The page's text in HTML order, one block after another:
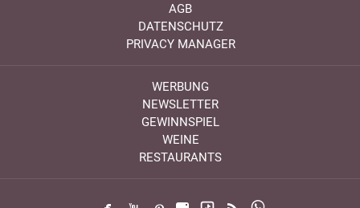
AGB
DATENSCHUTZ
PRIVACY MANAGER
WERBUNG
NEWSLETTER
GEWINNSPIEL
WEINE
RESTAURANTS